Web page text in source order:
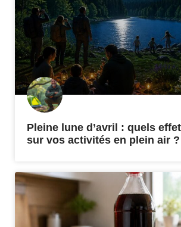
Pleine lune d’avril : quels
sur vos activités en plein air ?